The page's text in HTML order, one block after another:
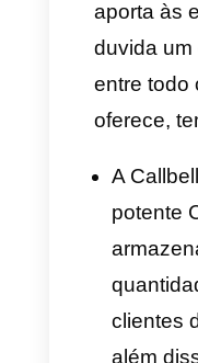
você
cliente
As